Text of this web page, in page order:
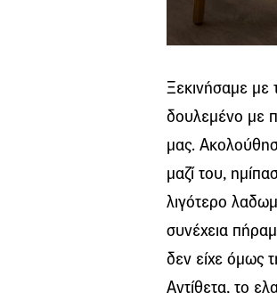
Ξεκινήσαμε με
δουλεμένο με
μας.
μαζί του,
λιγότερο
συνέχεια
δεν είχε όμως
Αντίθετα, το